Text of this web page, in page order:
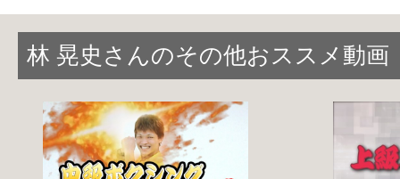
林 晃史さんのその他おススメ動画